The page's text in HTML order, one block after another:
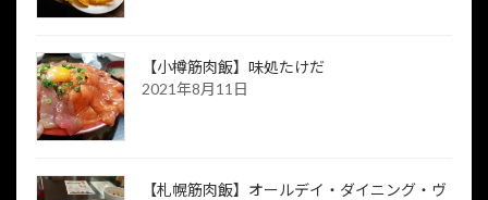
【小樽筋肉飯】味処たけだ
2021年8月11日
【札幌筋肉飯】オールデイ・ダイニング・ヴ